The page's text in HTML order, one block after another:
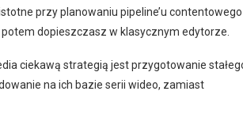
przy planowaniu pipeline’u
dopieszczasz w klasycznym edytorze.
ciekawą strategią jest przygotowanie
na ich bazie serii wideo, zamiast